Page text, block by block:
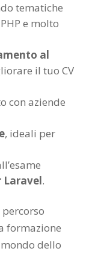
tematiche
e molto
al
il tuo CV
con aziende
, ideali per
.
formazione
dello